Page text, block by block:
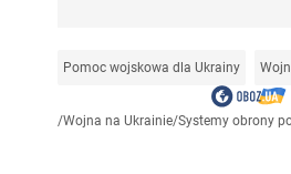
Pomoc wojskowa dla Ukrainy
/Wojna na Ukrainie/Systemy obrony